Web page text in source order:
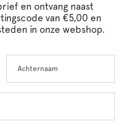
en ontvang naast
van €5,00 en
in onze webshop.